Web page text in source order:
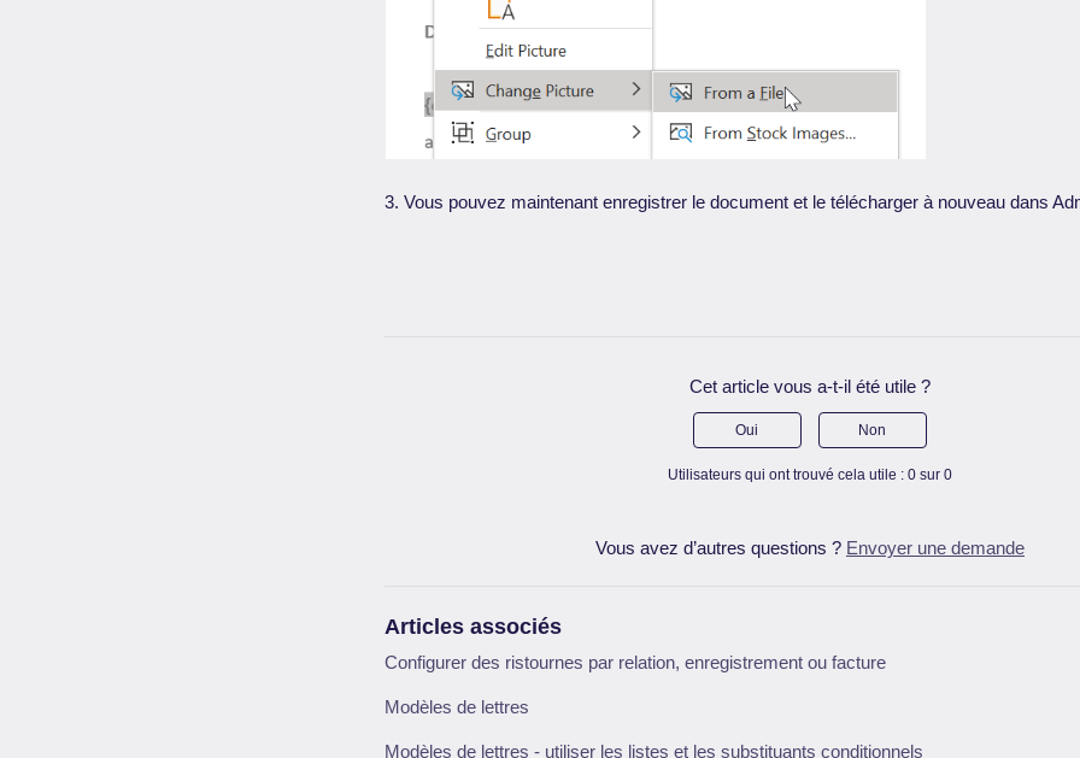
3. Vous pouvez maintenant enregistrer le document et le télécharger à nouveau dans
Cet article vous a-t-il été utile ?
Oui Non
Utilisateurs qui ont trouvé cela utile : 0 sur 0
Vous avez d’autres questions ? Envoyer une demande
Articles associés
Configurer des ristournes par relation, enregistrement ou facture
Modèles de lettres
Modèles de lettres - utiliser les listes et les substituants conditionnels